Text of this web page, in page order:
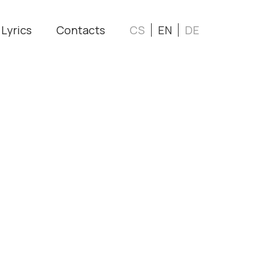
Lyrics Contacts CS EN DE